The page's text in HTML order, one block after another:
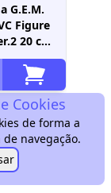
G.E.M.
Figure
20 cm
Repeat)
Cookies
de forma a
navegação.